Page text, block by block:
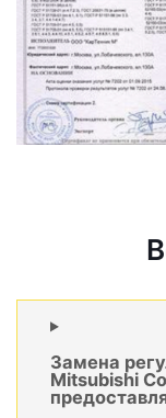
Замена
Mitsubishi